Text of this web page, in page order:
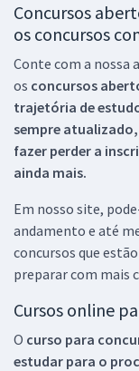
Concursos
os concursos
Conte com a nossa
os concursos
trajetória de
sempre
fazer perder a
ainda mais.
Em nosso site,
andamento e até
concursos que
preparar com mais
Cursos online
O curso para
estudar para o